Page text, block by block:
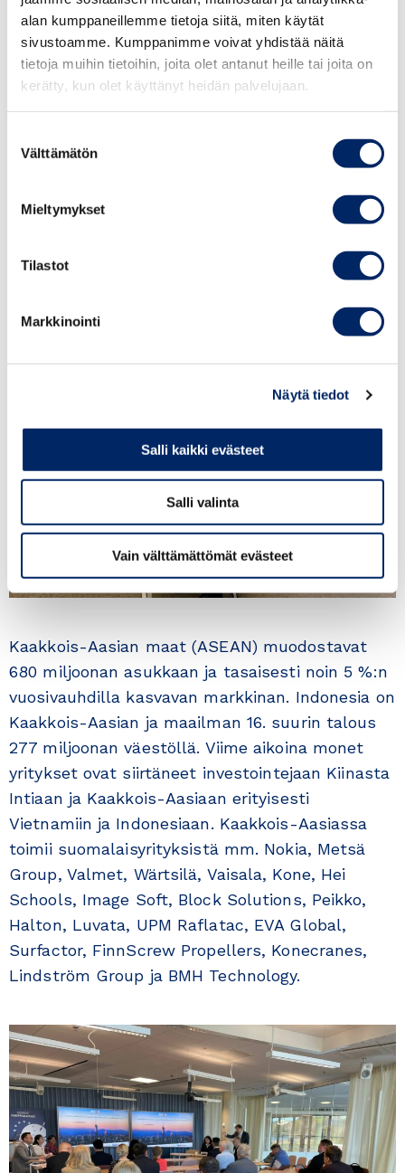
alan kumppaneillemme tietoja siitä, miten käytät
sivustoamme. Kumppanimme voivat yhdistää näitä
tietoja muihin tietoihin, joita olet antanut heille tai joita on
kerätty, kun olet käyttänyt heidän palvelujaan.
valinta
Välttämätön
Mieltymykset
Tilastot
Markkinointi
Näytä tiedot
Salli kaikki evästeet
Salli valinta
Vain välttämättömät evästeet
Gayatri Indonesian suurlähetystöstä ,
suurlähettiläsChavanart Thangsumphant
Thaimaan suurlähetystöstä, suurlähettiläs
Pham Thi Thanh Binh Vietnamin
suurlähetystöstä, Charge d’AffairesMohammed
Malesian suurlähetystöstä
sekä Malesian investointien kehityksen viraston
Khairul
Azhar Amil Hamzah
Kaakkois-Aasian maat (ASEAN) muodostavat
680 miljoonan asukkaan ja tasaisesti noin 5 %:n
vuosivauhdilla kasvavan markkinan. Indonesia on
Kaakkois-Aasian ja maailman 16. suurin talous
277 miljoonan väestöllä. Viime aikoina monet
yritykset ovat siirtäneet investointejaan Kiinasta
Intiaan ja Kaakkois-Aasiaan erityisesti
Vietnamiin ja Indonesiaan. Kaakkois-Aasiassa
toimii suomalaisyrityksistä mm. Nokia, Metsä
Group, Valmet, Wärtsilä, Vaisala, Kone, Hei
Schools, Image Soft, Block Solutions, Peikko,
Halton, Luvata, UPM Raflatac, EVA Global,
Surfactor, FinnScrew Propellers, Konecranes,
Lindström Group ja BMH Technology.